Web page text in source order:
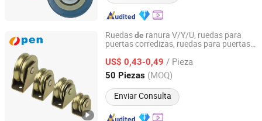
Ruedasde ranura V/Y/U, ruedas para
puertas corredizas, ruedas para puertas
corredizos, ruedasdeacero
US$ 0,43-0,49 / Pieza
50 Piezas (MOQ)
Enviar Consulta
Zhejiang Open Electromechanical Technology Co., Ltd.
Zhejiang, China Desde 2020